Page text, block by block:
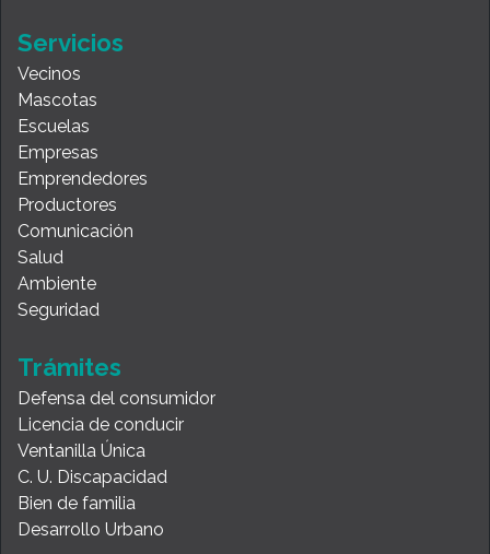
Servicios
Vecinos
Mascotas
Escuelas
Empresas
Emprendedores
Productores
Comunicación
Salud
Ambiente
Seguridad
Trámites
Defensa del consumidor
Licencia de conducir
Ventanilla Única
C. U. Discapacidad
Bien de familia
Desarrollo Urbano